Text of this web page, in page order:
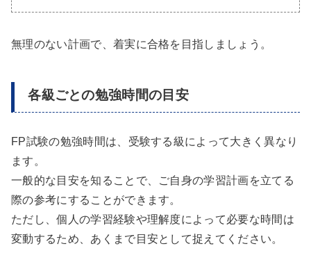
無理のない計画で、着実に合格を目指しましょう。
各級ごとの勉強時間の目安
FP試験の勉強時間は、受験する級によって大きく異なり
ます。
一般的な目安を知ることで、ご自身の学習計画を立てる
際の参考にすることができます。
ただし、個人の学習経験や理解度によって必要な時間は
変動するため、あくまで目安として捉えてください。